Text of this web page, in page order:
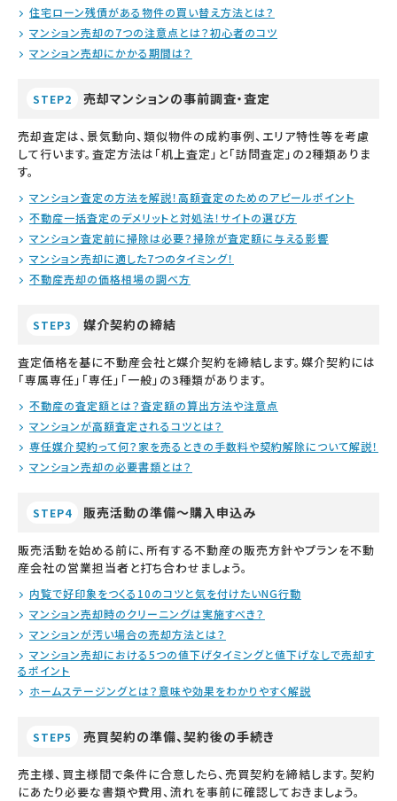
住宅ローン残債がある物件の買い替え方法とは？
マンション売却の7つの注意点とは？初心者のコツ
マンション売却にかかる期間は？
STEP2 売却マンションの事前調査・査定
売却査定は、景気動向、類似物件の成約事例、エリア特性等を考慮
して行います。査定方法は「机上査定」と「訪問査定」の2種類ありま
す。
マンション査定の方法を解説！高額査定のためのアピールポイント
不動産一括査定のデメリットと対処法！サイトの選び方
マンション査定前に掃除は必要？掃除が査定額に与える影響
マンション売却に適した7つのタイミング！
不動産売却の価格相場の調べ方
STEP3 媒介契約の締結
査定価格を基に不動産会社と媒介契約を締結します。媒介契約には
「専属専任」「専任」「一般」の3種類があります。
不動産の査定額とは？査定額の算出方法や注意点
マンションが高額査定されるコツとは？
専任媒介契約って何？家を売るときの手数料や契約解除について解説！
マンション売却の必要書類とは？
STEP4 販売活動の準備～購入申込み
販売活動を始める前に、所有する不動産の販売方針やプランを不動
産会社の営業担当者と打ち合わせましょう。
内覧で好印象をつくる10のコツと気を付けたいNG行動
マンション売却時のクリーニングは実施すべき？
マンションが汚い場合の売却方法とは？
マンション売却における5つの値下げタイミングと値下げなしで売却す
るポイント
ホームステージングとは？意味や効果をわかりやすく解説
STEP5 売買契約の準備、契約後の手続き
売主様、買主様間で条件に合意したら、売買契約を締結します。契約
にあたり必要な書類や費用、流れを事前に確認しておきましょう。